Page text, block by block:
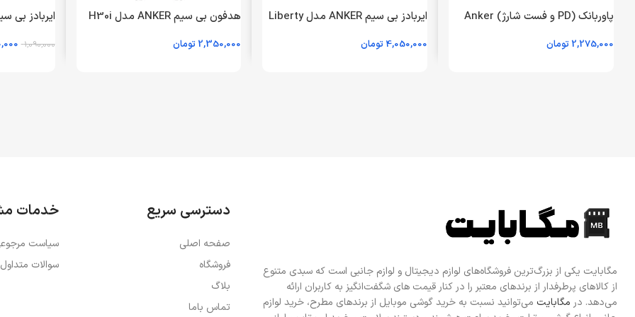
پاوربانک (PD و فست شارژ) Anker
مشکی (گارانتی 18ماهه شرکتی)
2,275,000 تومان
ایربادز بی سیم ANKER مدل Liberty
ماهه ایستا)
4,050,000 تومان
هدفون بی سیم ANKER مدل H30i
شرکتی)
2,350,000 تومان
شرکتی) -openbox
1,090,000
مگابایت یکی از بزرگ‌ترین فروشگاه‌های لوازم دیجیتال و لوازم جانبی است که سبدی متنوع
از کالاهای پرطرفدار از برندهای معتبر را در کنار قیمت های شگفت‌انگیز به کاربران ارائه
می‌دهد. در مگابایت می‌توانید نسبت به خرید گوشی موبایل از برندهای مطرح، خرید لوازم
دسترسی سریع
صفحه اصلی
فروشگاه
بلاگ
تماس باما
خدمات
سیاست
سوالات متداول